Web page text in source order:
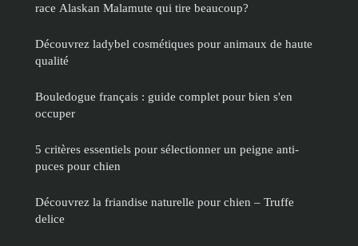
race Alaskan Malamute qui tire beaucoup?
Découvrez ladybel cosmétiques pour animaux de haute
qualité
Bouledogue français : guide complet pour bien s'en
occuper
5 critères essentiels pour sélectionner un peigne anti-
puces pour chien
Découvrez la friandise naturelle pour chien – Truffe
delice